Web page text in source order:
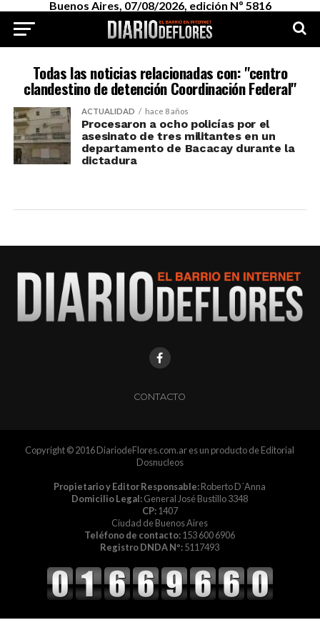
Buenos Aires, 07/08/2026, edición Nº 5816
Todas las noticias relacionadas con: "centro
clandestino de detención Coordinación Federal"
ACTUALIDAD hace 8 años
Procesaron a ocho policías por el
asesinato de tres militantes en un
departamento de Bacacay durante la
dictadura
CONTACTO
Copyright © 2016 DiariodeFlores.com.ar es un producto de Editorial
Dosnucleos
Propietario y Editor Responsable:Roberto D´Anna
Domicilio Legal:General José Bustillo 3348
CP:1407
Ciudad de Buenos Aires
Teléfono de contacto:153 600 6906
Registro DNDA Nº:5117493